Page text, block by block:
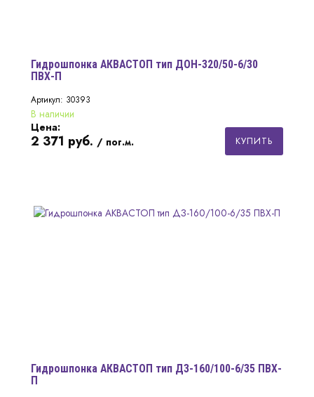
Гидрошпонка АКВАСТОП тип ДОН-320/50-6/30
ПВХ-П
Артикул: 30393
В наличии
Цена:
2 371 руб. / пог.м. КУПИТЬ
Гидрошпонка АКВАСТОП тип ДЗ-160/100-6/35 ПВХ-
П